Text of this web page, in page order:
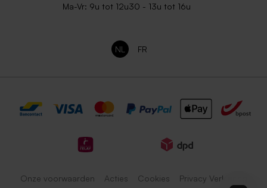
Ma-Vr: 9u tot 12u30 - 13u tot 16u
NL FR
Onze voorwaarden Acties Cookies Privacy Verklaring